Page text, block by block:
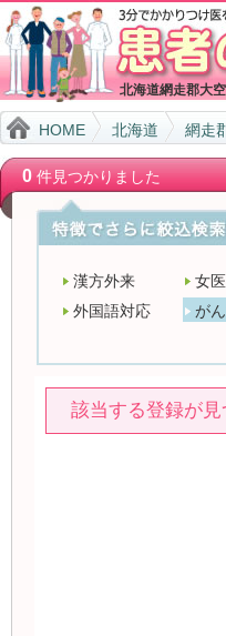
北海道網走郡大
HOME 北海道 網走
0件見つかりました
漢方外来 女
外国語対応
が
該当する登録が